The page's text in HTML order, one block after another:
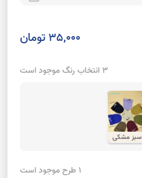
35,000 تومان
3 انتخاب رنگ موجود است
سبز مشکی
1 طرح موجود است